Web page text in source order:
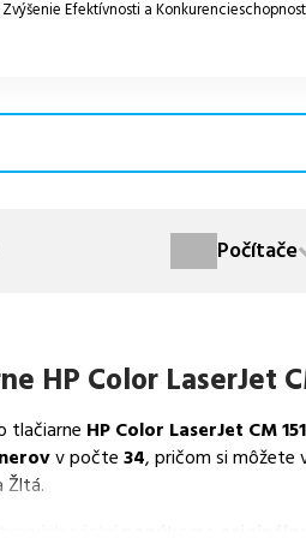
Efektívnosti a
Počítače
HP Color LaserJet
tlačiarne HP Color LaserJet CM
v počte 34, pričom si môžete
Žltá.